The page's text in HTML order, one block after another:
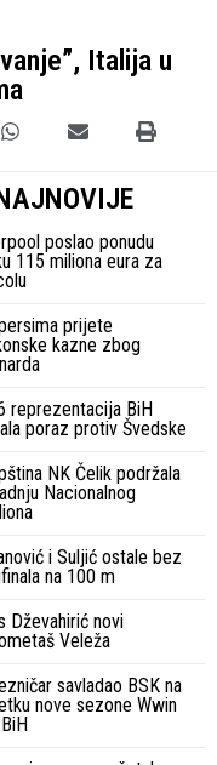
Italija u
poslao ponudu
115 miliona eura za
prijete
kazne zbog
reprezentacija BiH
poraz protiv Švedske
NK Čelik podržala
Nacionalnog
i Suljić ostale bez
na 100 m
Dževahirić novi
Veleža
savladao BSK na
nove sezone Wwin